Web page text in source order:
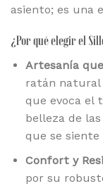
asiento; es una
¿Por qué elegir el
Artesanía
ratán natural
que evoca el
belleza de
que se siente
Confort y
por su